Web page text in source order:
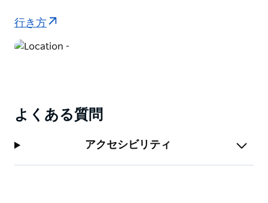
行き方
よくある質問
アクセシビリティ